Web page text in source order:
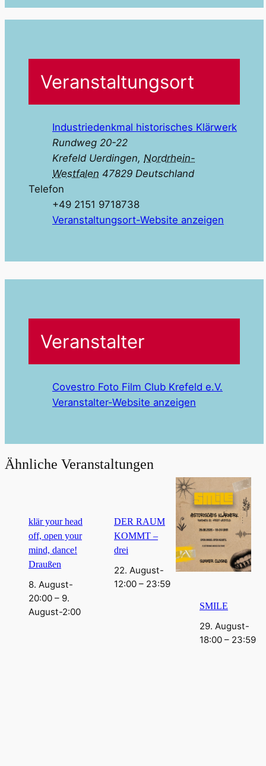
Veranstaltungsort
Industriedenkmal historisches Klärwerk
Rundweg 20-22
Krefeld Uerdingen, Nordrhein-
Westfalen 47829 Deutschland
Telefon
‭+49 2151 9718738‬
Veranstaltungsort-Website anzeigen
Veranstalter
Covestro Foto Film Club Krefeld e.V.
Veranstalter-Website anzeigen
Ähnliche Veranstaltungen
klär your head
off, open your
mind, dance!
Draußen
8. August-
20:00 – 9.
August-2:00
DER RAUM
KOMMT –
drei
22. August-
12:00– 23:59
SMILE
29. August-
18:00– 23:59